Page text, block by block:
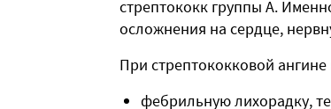
стрептококк группы А.
осложнения на сердце,
При стрептококковой
фебрильную лихорадку,